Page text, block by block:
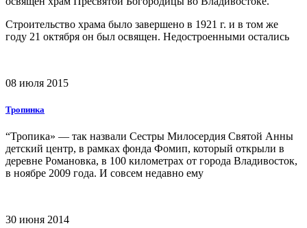
Строительство храма было завершено в 1921 г. и в том же
году 21 октября он был освящен. Недостроенными остались
08 июля 2015
Тропинка
“Тропика» — так назвали Сестры Милосердия Святой Анны
детский центр, в рамках фонда Фомип, который открыли в
деревне Романовка, в 100 километрах от города Владивосток,
в ноябре 2009 года. И совсем недавно ему
30 июня 2014